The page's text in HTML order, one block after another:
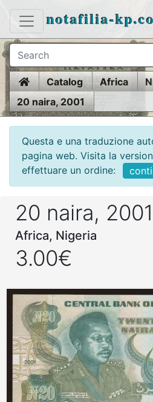
notafilia-
HomeCatalog Africa
20 naira, 2001
Questa e una traduzione
pagina web. Visita la
effettuare un ordine:
20 naira, 2001
Africa, Nigeria
3.00€